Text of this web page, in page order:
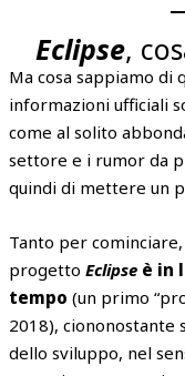
Eclipse,
Ma cosa sappiamo di
informazioni ufficiali
come al solito
settore e i rumor da
quindi di mettere un
Tanto per
progettoEclipse è in
tempo (un primo
2018), ciononostante
dello sviluppo, nel